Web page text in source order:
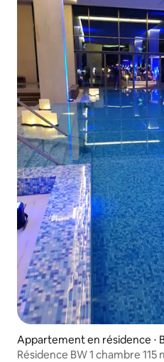
Appartement en résidence ⋅
Résidence BW 1 chambre